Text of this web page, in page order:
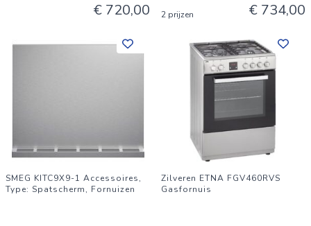
€ 720,00 2 prijzen € 734,00
SMEG KITC9X9-1 Accessoires,
Type: Spatscherm, Fornuizen
Zilveren ETNA FGV460RVS
Gasfornuis